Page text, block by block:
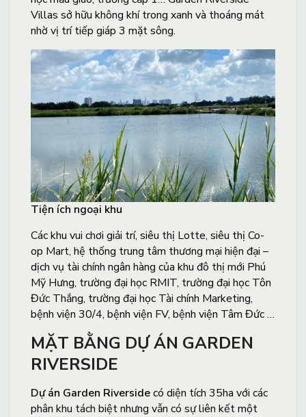
Villas sở hữu không khí trong xanh và thoáng mát
nhờ vị trí tiếp giáp 3 mặt sông.
Tiện ích ngoại khu
Các khu vui chơi giải trí, siêu thị Lotte, siêu thị Co-
op Mart, hệ thống trung tâm thương mại hiện đại –
dịch vụ tài chính ngân hàng của khu đô thị mới Phú
Mỹ Hưng, trường đại học RMIT, trường đại học Tôn
Đức Thắng, trường đại học Tài chính Marketing,
bệnh viện 30/4, bệnh viện FV, bệnh viện Tâm Đức …
MẶT BẰNG DỰ ÁN GARDEN
RIVERSIDE
Dự án Garden Riversidecó diện tích 35ha với các
phân khu tách biệt nhưng vẫn có sự liên kết một